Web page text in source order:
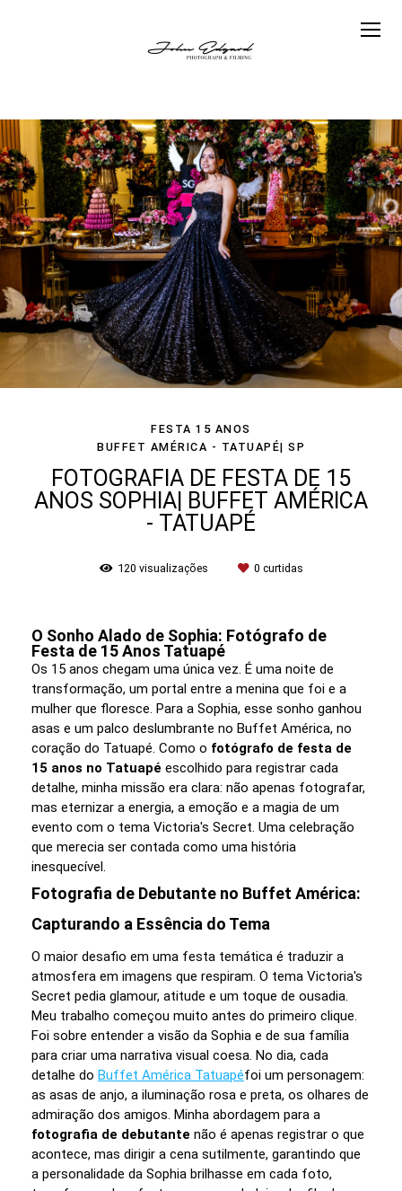
FESTA 15 ANOS
BUFFET AMÉRICA - TATUAPÉ| SP
FOTOGRAFIA DE FESTA DE 15
ANOS SOPHIA| BUFFET AMÉRICA
- TATUAPÉ
120 visualizações 0 curtidas
O Sonho Alado de Sophia: Fotógrafo de
Festa de 15 Anos Tatuapé
Os 15 anos chegam uma única vez. É uma noite de
transformação, um portal entre a menina que foi e a
mulher que floresce. Para a Sophia, esse sonho ganhou
asas e um palco deslumbrante no Buffet América, no
coração do Tatuapé. Como o fotógrafo de festa de
15 anos no Tatuapé escolhido para registrar cada
detalhe, minha missão era clara: não apenas fotografar,
mas eternizar a energia, a emoção e a magia de um
evento com o tema Victoria's Secret. Uma celebração
que merecia ser contada como uma história
inesquecível.
Fotografia de Debutante no Buffet América:
Capturando a Essência do Tema
O maior desafio em uma festa temática é traduzir a
atmosfera em imagens que respiram. O tema Victoria's
Secret pedia glamour, atitude e um toque de ousadia.
Meu trabalho começou muito antes do primeiro clique.
Foi sobre entender a visão da Sophia e de sua família
para criar uma narrativa visual coesa. No dia, cada
detalhe do Buffet América Tatuapéfoi um personagem:
as asas de anjo, a iluminação rosa e preta, os olhares de
admiração dos amigos. Minha abordagem para a
fotografia de debutante não é apenas registrar o que
acontece, mas dirigir a cena sutilmente, garantindo que
a personalidade da Sophia brilhasse em cada foto,